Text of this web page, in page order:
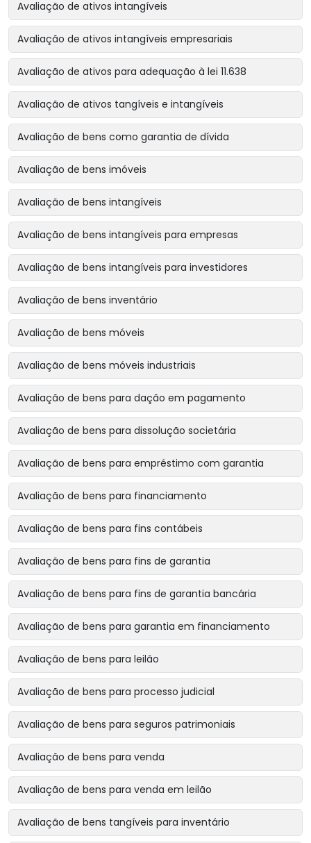
Avaliação de ativos intangíveis
Avaliação de ativos intangíveis empresariais
Avaliação de ativos para adequação à lei 11.638
Avaliação de ativos tangíveis e intangíveis
Avaliação de bens como garantia de dívida
Avaliação de bens imóveis
Avaliação de bens intangíveis
Avaliação de bens intangíveis para empresas
Avaliação de bens intangíveis para investidores
Avaliação de bens inventário
Avaliação de bens móveis
Avaliação de bens móveis industriais
Avaliação de bens para dação em pagamento
Avaliação de bens para dissolução societária
Avaliação de bens para empréstimo com garantia
Avaliação de bens para financiamento
Avaliação de bens para fins contábeis
Avaliação de bens para fins de garantia
Avaliação de bens para fins de garantia bancária
Avaliação de bens para garantia em financiamento
Avaliação de bens para leilão
Avaliação de bens para processo judicial
Avaliação de bens para seguros patrimoniais
Avaliação de bens para venda
Avaliação de bens para venda em leilão
Avaliação de bens tangíveis para inventário